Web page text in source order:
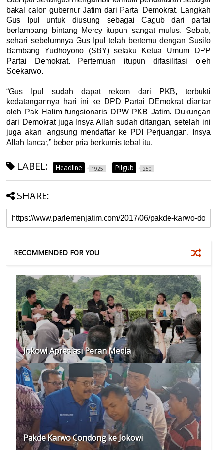
bakal calon gubernur Jatim dari Partai Demokrat. Langkah
Gus Ipul untuk diusung sebagai Cagub dari partai
berlambang bintang Mercy itupun sangat mulus. Sebab,
sehari sebelumnya Gus Ipul telah bertemu dengan Susilo
Bambang Yudhoyono (SBY) selaku Ketua Umum DPP
Partai Demokrat. Pertemuan itupun difasilitasi oleh
Soekarwo.
“Gus Ipul sudah dapat rekom dari PKB, terbukti
kedatangannya hari ini ke DPD Partai DEmokrat diantar
oleh Pak Halim fungsionaris DPW PKB Jatim. Dukungan
dari Demokrat juga Insya Allah sudah ditangan, setelah ini
juga akan langsung mendaftar ke PDI Perjuangan. Insya
Allah lancar,” beber pria berkumis tebal itu.
LABEL: Headline 1925 Pilgub 250
SHARE:
RECOMMENDED FOR YOU
Jokowi Apresiasi Peran Media
Pakde Karwo Condong ke Jokowi